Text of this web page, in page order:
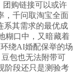
团购链接可以或许
，千问取淘宝全面
系其需求的最优成
糊口中，又暗藏着
绕AI婚配保举的场
包也无法附带可
阶段还只是测验考